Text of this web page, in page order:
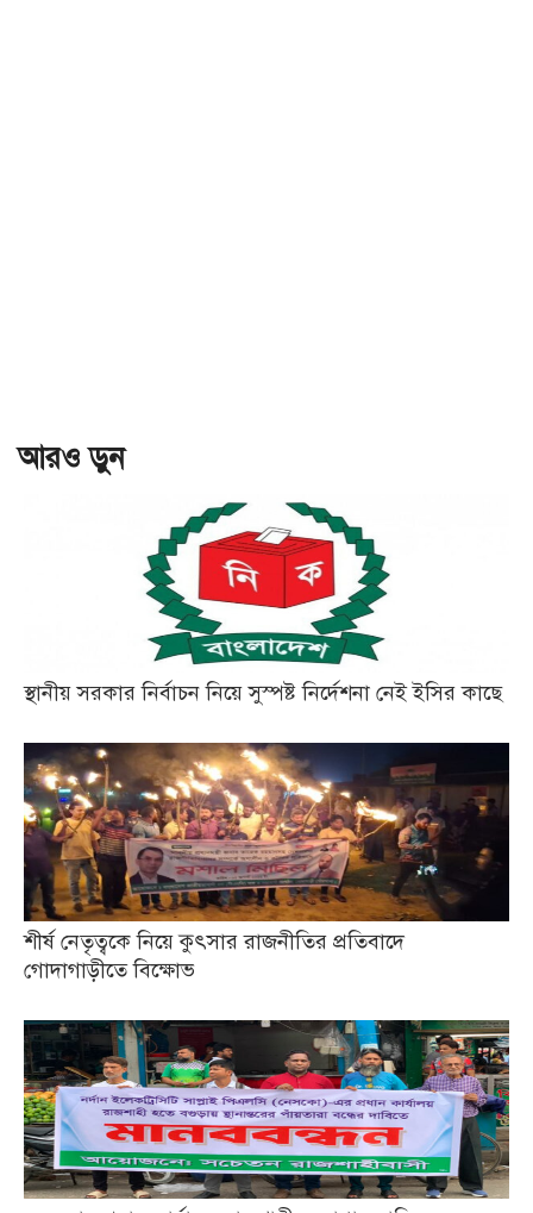
আরও ড়ুন
স্থানীয় সরকার নির্বাচন নিয়ে সুস্পষ্ট নির্দেশনা নেই ইসির কাছে
শীর্ষ নেতৃত্বকে নিয়ে কুৎসার রাজনীতির প্রতিবাদে
গোদাগাড়ীতে বিক্ষোভ